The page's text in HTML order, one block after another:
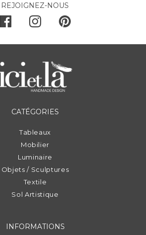
REJOIGNEZ-NOUS
CATÉGORIES
Tableaux
Mobilier
Luminaire
Objets / Sculptures
Textile
Sol Artistique
INFORMATIONS